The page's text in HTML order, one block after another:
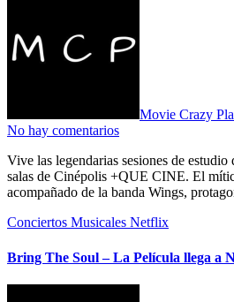
Movie Crazy
No hay comentarios
Vive las legendarias sesiones de estudio de Paul McCartney, en las
salas de Cinépolis +QUE CINE. El
acompañado de la banda Wings,
Conciertos Musicales Netflix
Bring The Soul – La Película llega a